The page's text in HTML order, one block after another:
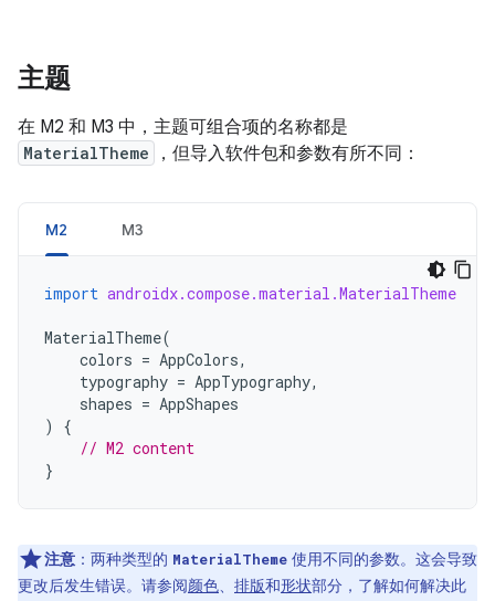
主题
在 M2 和 M3 中，主题可组合项的名称都是
MaterialTheme ，但导入软件包和参数有所不同：
M2 M3
import androidx.compose.material.MaterialTheme
MaterialTheme(
colors = AppColors,
typography = AppTypography,
shapes = AppShapes
)
{
// M2 content
}
注意 ：两种类型的 MaterialTheme 使用不同的参数。这会导致
更改后发生错误。请参阅颜色、 排版和形状部分，了解如何解决此